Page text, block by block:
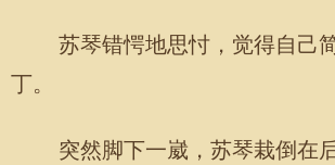
苏琴错愕地思忖，觉得自己
丁。
突然脚下一崴，苏琴栽倒在